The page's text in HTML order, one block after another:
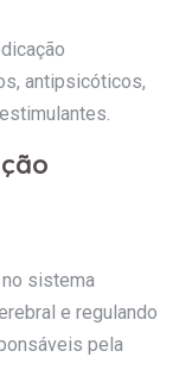
antipsicóticos,
sistema
e regulando
pela